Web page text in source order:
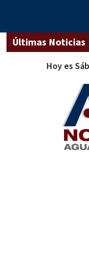
Últimas Noticias
AGUASCALIENTES
Hoy es